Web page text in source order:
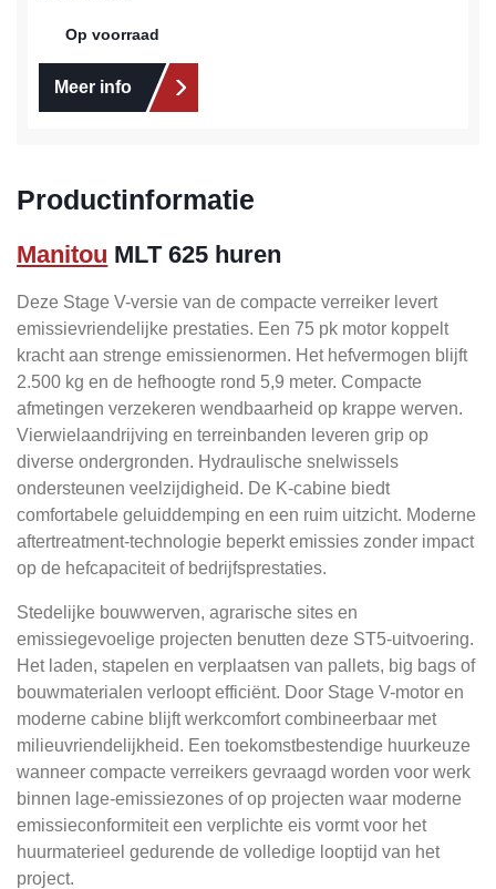
Op voorraad
Meer info
Productinformatie
Manitou MLT 625 huren
Deze Stage V-versie van de compacte verreiker levert
emissievriendelijke prestaties. Een 75 pk motor koppelt
kracht aan strenge emissienormen. Het hefvermogen blijft
2.500 kg en de hefhoogte rond 5,9 meter. Compacte
afmetingen verzekeren wendbaarheid op krappe werven.
Vierwielaandrijving en terreinbanden leveren grip op
diverse ondergronden. Hydraulische snelwissels
ondersteunen veelzijdigheid. De K-cabine biedt
comfortabele geluiddemping en een ruim uitzicht. Moderne
aftertreatment-technologie beperkt emissies zonder impact
op de hefcapaciteit of bedrijfsprestaties.
Stedelijke bouwwerven, agrarische sites en
emissiegevoelige projecten benutten deze ST5-uitvoering.
Het laden, stapelen en verplaatsen van pallets, big bags of
bouwmaterialen verloopt efficiënt. Door Stage V-motor en
moderne cabine blijft werkcomfort combineerbaar met
milieuvriendelijkheid. Een toekomstbestendige huurkeuze
wanneer compacte verreikers gevraagd worden voor werk
binnen lage-emissiezones of op projecten waar moderne
emissieconformiteit een verplichte eis vormt voor het
huurmaterieel gedurende de volledige looptijd van het
project.